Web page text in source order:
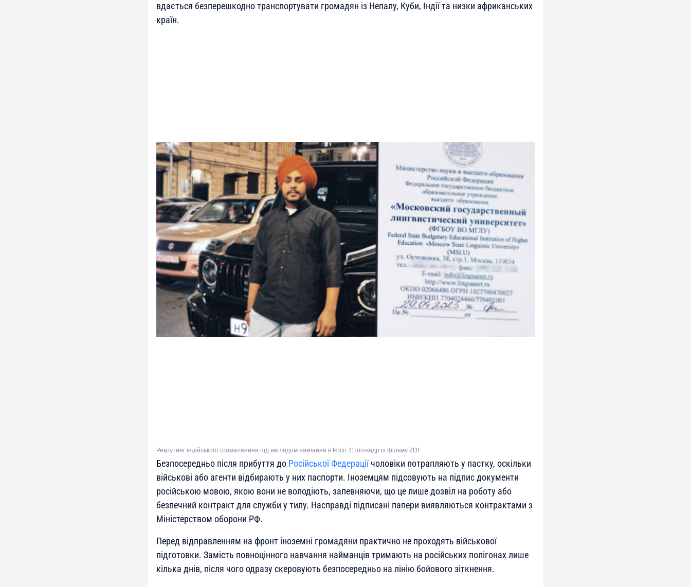
вдається безперешкодно транспортувати громадян із Непалу, Куби, Індії та низки африканських
країн.
Рекрутинг індійського громалянина під виглядом навчання в Росії. Стоп-кадр із фільму ZDF
Безпосередньо після прибуття до Російської Федераціїчоловіки потрапляють у пастку, оскільки
військові або агенти відбирають у них паспорти. Іноземцям підсовують на підпис документи
російською мовою, якою вони не володіють, запевняючи, що це лише дозвіл на роботу або
безпечний контракт для служби у тилу. Насправді підписані папери виявляються контрактами з
Міністерством оборони РФ.
Перед відправленням на фронт іноземні громадяни практично не проходять військової
підготовки. Замість повноцінного навчання найманців тримають на російських полігонах лише
кілька днів, після чого одразу скеровують безпосередньо на лінію бойового зіткнення.